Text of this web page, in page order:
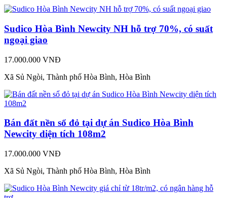
Sudico Hòa Bình Newcity NH hỗ trợ 70%, có suất
ngoại giao
17.000.000 VNĐ
Xã Sủ Ngòi, Thành phố Hòa Bình, Hòa Bình
Bán đất nền sổ đỏ tại dự án Sudico Hòa Bình
Newcity diện tích 108m2
17.000.000 VNĐ
Xã Sủ Ngòi, Thành phố Hòa Bình, Hòa Bình